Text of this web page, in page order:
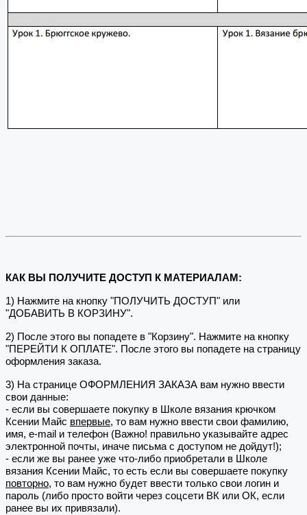
КАК ВЫ ПОЛУЧИТЕ ДОСТУП К МАТЕРИАЛАМ:
1) Нажмите на кнопку "ПОЛУЧИТЬ ДОСТУП" или
"ДОБАВИТЬ В КОРЗИНУ".
2) После этого вы попадете в "Корзину". Нажмите на кнопку
"ПЕРЕЙТИ К ОПЛАТЕ". После этого вы попадете на страницу
оформления заказа.
3) На странице ОФОРМЛЕНИЯ ЗАКАЗА вам нужно ввести
свои данные:
- если вы совершаете покупку в Школе вязания крючком
Ксении Майс впервые, то вам нужно ввести свои фамилию,
имя, e-mail и телефон (Важно! правильно указывайте адрес
электронной почты, иначе письма с доступом не дойдут!);
- если же вы ранее уже что-либо приобретали в Школе
вязания Ксении Майс, то есть если вы совершаете покупку
повторно, то вам нужно будет ввести только свои логин и
пароль (либо просто войти через соцсети ВК или ОК, если
ранее вы их привязали).